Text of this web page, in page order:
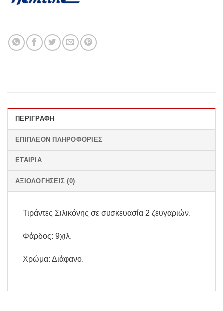
ΠΕΡΙΓΡΑΦΉ
ΕΠΙΠΛΈΟΝ ΠΛΗΡΟΦΟΡΊΕΣ
ΕΤΑΙΡΊΑ
ΑΞΙΟΛΟΓΉΣΕΙΣ (0)
Τιράντες Σιλικόνης σε συσκευασία 2 ζευγαριών.
Φάρδος: 9χιλ.
Χρώμα: Διάφανο.